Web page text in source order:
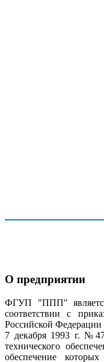
О предприятии
ФГУП "ППП"
соответствии с
Российской Федерации
7 декабря 1993 г.
технического
обеспечение